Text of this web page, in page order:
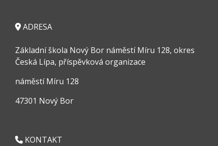
ADRESA
Základní škola Nový Bor náměstí Míru 128, okres
Česká Lípa, příspěvková organizace
náměstí Míru 128
47301 Nový Bor
KONTAKT